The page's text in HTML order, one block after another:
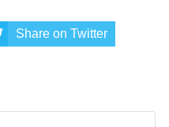
Share on Twitter